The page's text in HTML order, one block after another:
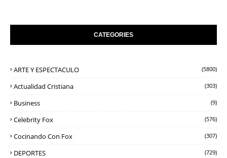
CATEGORIES
ARTE Y ESPECTACULO (5800)
Actualidad Cristiana (303)
Business (9)
Celebrity Fox (576)
Cocinando Con Fox (307)
DEPORTES (729)